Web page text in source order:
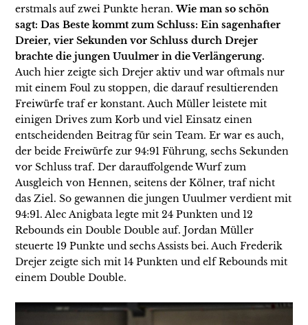
erstmals auf zwei Punkte heran.Wie man so schön
sagt: Das Beste kommt zum Schluss: Ein sagenhafter
Dreier, vier Sekunden vor Schluss durch Drejer
brachte die jungen Uuulmer in die Verlängerung.
Auch hier zeigte sich Drejer aktiv und war oftmals nur
mit einem Foul zu stoppen, die darauf resultierenden
Freiwürfe traf er konstant. Auch Müller leistete mit
einigen Drives zum Korb und viel Einsatz einen
entscheidenden Beitrag für sein Team. Er war es auch,
der beide Freiwürfe zur 94:91 Führung, sechs Sekunden
vor Schluss traf. Der darauffolgende Wurf zum
Ausgleich von Hennen, seitens der Kölner, traf nicht
das Ziel. So gewannen die jungen Uuulmer verdient mit
94:91. Alec Anigbata legte mit 24 Punkten und 12
Rebounds ein Double Double auf. Jordan Müller
steuerte 19 Punkte und sechs Assists bei. Auch Frederik
Drejer zeigte sich mit 14 Punkten und elf Rebounds mit
einem Double Double.